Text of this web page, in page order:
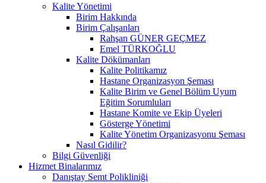
Kalite Yönetimi
Birim Hakkında
Birim Çalışanları
Rahşan GÜNER GEÇMEZ
Emel TÜRKOĞLU
Kalite Dökümanları
Kalite Politikamız
Hastane Organizasyon Şeması
Kalite Birim ve Genel Bölüm Uyum
Eğitim Sorumluları
Hastane Komite ve Ekip Üyeleri
Gösterge Yönetimi
Kalite Yönetim Organizasyonu Şeması
Nasıl Gidilir?
Bilgi Güvenliği
Hizmet Binalarımız
Danıştay Semt Polikliniği